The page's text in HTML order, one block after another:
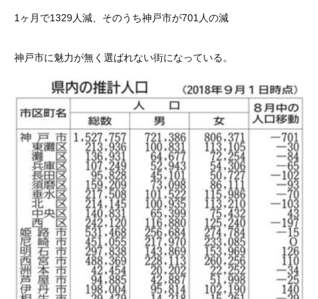
1ヶ月で1329人減、そのうち神戸市が701人の減
神戸市に魅力が無く選ばれない街になっている。